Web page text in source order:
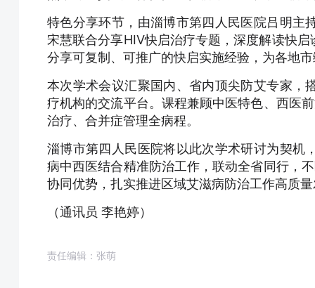
特色分享环节，由淄博市第四人民医院吕明主
宋慧联合分享HIV快启治疗专题，深度解读快
分享可复制、可推广的快启实施经验，为各地
本次学术会议汇聚国内、省内顶尖防艾专家，
疗机构的交流平台。课程兼顾中医特色、西医
治疗、合并症管理全病程。
淄博市第四人民医院将以此次学术研讨为契机
病中西医结合精准防治工作，联动全省同行，
协同优势，扎实推进区域艾滋病防治工作高质
（通讯员 李艳婷）
责任编辑：张萌